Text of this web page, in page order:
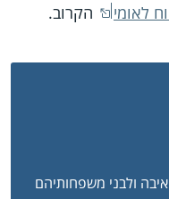
לאומי הקרוב.
איבה ולבני משפחותיהם